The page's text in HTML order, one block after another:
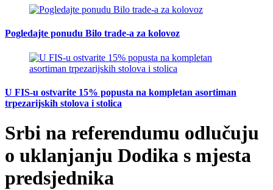
Pogledajte ponudu Bilo trade-a za kolovoz
U FIS-u ostvarite 15% popusta na kompletan asortiman
trpezarijskih stolova i stolica
Srbi na referendumu odlučuju
o uklanjanju Dodika s mjesta
predsjednika